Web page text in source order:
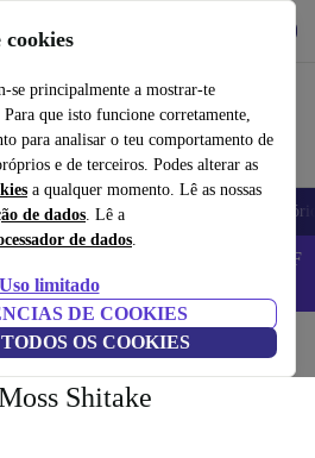
cookies
se principalmente a mostrar-te
que isto funcione corretamente,
para analisar o teu comportamento de
e de terceiros. Podes alterar as
a qualquer momento. Lê as nossas
de dados. Lê a
de dados.
Uso limitado
DE COOKIES
OS COOKIES
e fácil
Tablets
e iPads – Código: BACK5OFF
Shitake